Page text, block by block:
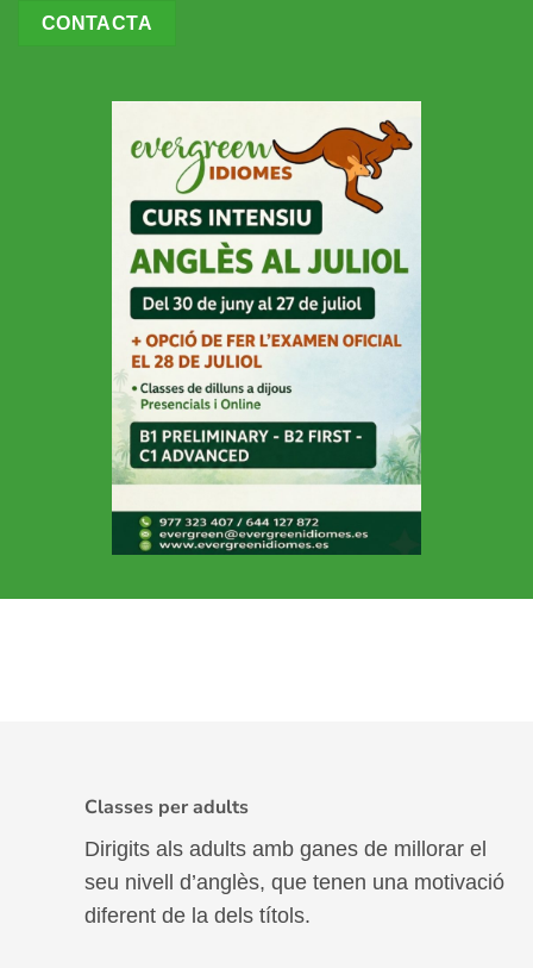
CONTACTA
Classes per adults
Dirigits als adults amb ganes de millorar el
seu nivell d’anglès, que tenen una motivació
diferent de la dels títols.